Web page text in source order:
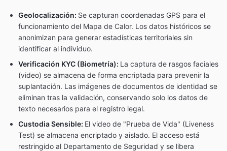
Geolocalización: Se capturan coordenadas GPS para el
funcionamiento del Mapa de Calor. Los datos históricos se
anonimizan para generar estadísticas territoriales sin
identificar al individuo.
Verificación KYC (Biometría): La captura de rasgos faciales
(video) se almacena de forma encriptada para prevenir la
suplantación. Las imágenes de documentos de identidad se
eliminan tras la validación, conservando solo los datos de
texto necesarios para el registro legal.
Custodia Sensible: El video de "Prueba de Vida" (Liveness
Test) se almacena encriptado y aislado. El acceso está
restringido al Departamento de Seguridad y se libera